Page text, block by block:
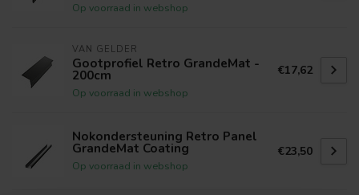
Op voorraad in webshop
VAN GELDER
Gootprofiel Retro GrandeMat -
200cm
Op voorraad in webshop
€17,62
Nokondersteuning Retro Panel
GrandeMat Coating
Op voorraad in webshop
€23,50